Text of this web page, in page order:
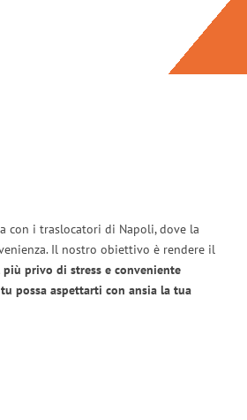
con i traslocatori di Napoli, dove la
Il nostro obiettivo è rendere il
privo di stress e conveniente
possa aspettarti con ansia la tua